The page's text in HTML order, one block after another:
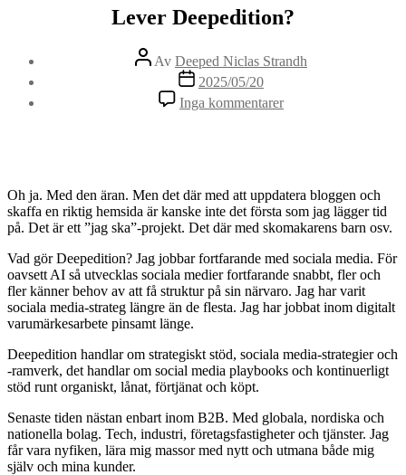
Lever Deepedition?
Inläggsförfattare
Av Deeped Niclas Strandh
Inläggsdatum
2025/05/20
Inga kommentarertill
Lever
Oh ja. Med den äran. Men det där med att uppdatera bloggen och
skaffa en riktig hemsida är kanske inte det första som jag lägger tid
på. Det är ett ”jag ska”-projekt. Det där med skomakarens barn osv.
Vad gör Deepedition? Jag jobbar fortfarande med sociala media. För
oavsett AI så utvecklas sociala medier fortfarande snabbt, fler och
fler känner behov av att få struktur på sin närvaro. Jag har varit
sociala media-strateg längre än de flesta. Jag har jobbat inom digitalt
varumärkesarbete pinsamt länge.
Deepedition handlar om strategiskt stöd, sociala media-strategier och
-ramverk, det handlar om social media playbooks och kontinuerligt
stöd runt organiskt, lånat, förtjänat och köpt.
Senaste tiden nästan enbart inom B2B. Med globala, nordiska och
nationella bolag. Tech, industri, företagsfastigheter och tjänster. Jag
får vara nyfiken, lära mig massor med nytt och utmana både mig
själv och mina kunder.